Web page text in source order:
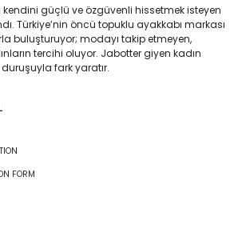
güçlü ve özgüvenli hissetmek isteyen
Türkiye’nin öncü topuklu ayakkabı markası
buluşturuyor; modayı takip etmeyen,
tercihi oluyor. Jabotter giyen kadın
fark yaratır.
FORM